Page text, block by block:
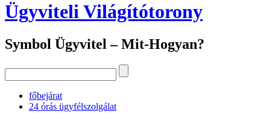
Ügyviteli Világítótorony
Symbol Ügyvitel – Mit-Hogyan?
főbejárat
24 órás ügyfélszolgálat